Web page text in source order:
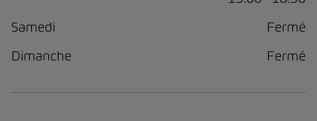
Samedi
Fermé
Dimanche
Fermé